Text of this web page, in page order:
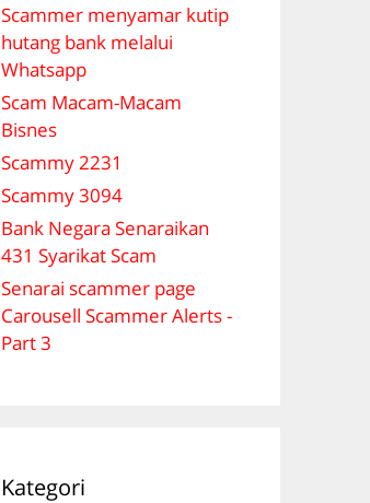
Scammer menyamar kutip
hutang bank melalui
Whatsapp
Scam Macam-Macam
Bisnes
Scammy 2231
Scammy 3094
Bank Negara Senaraikan
431 Syarikat Scam
Senarai scammer page
Carousell Scammer Alerts -
Part 3
Kategori